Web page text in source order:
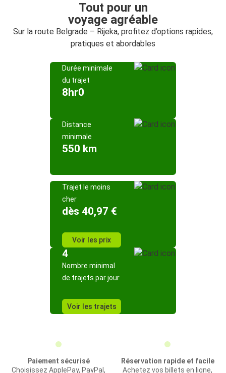
Tout pour un
voyage agréable
Sur la route Belgrade – Rijeka, profitez d’options rapides,
pratiques et abordables
Durée minimale
du trajet
8hr0
Distance
minimale
550 km
Trajet le moins
cher
dès 40,97 €
Voir les prix
4
Nombre minimal
de trajets par jour
Voir les trajets
Paiement sécurisé
Choisissez ApplePay, PayPal,
Réservation rapide et facile
Achetez vos billets en ligne,